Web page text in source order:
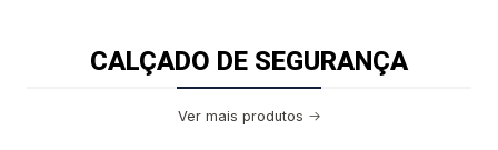
CALÇADO DE SEGURANÇA
Ver mais produtos